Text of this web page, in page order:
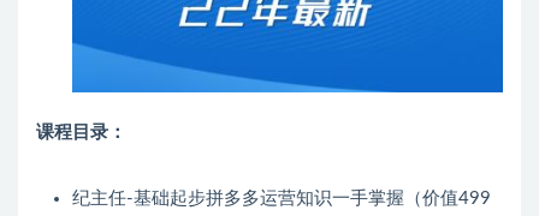
课程目录：
纪主任-基础起步拼多多运营知识一手掌握（价值499